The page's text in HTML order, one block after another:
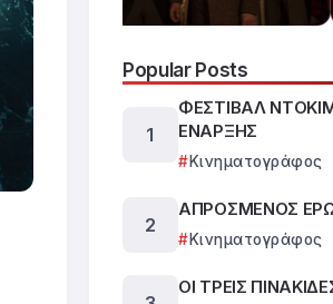
Popular Posts
ΦΕΣΤΙΒΑΛ
ΕΝΑΡΞΗΣ
Κινηματογράφος
ΑΠΡΟΣΜΕΝΟΣ
Κινηματογράφος
ΟΙ ΤΡΕΙΣ